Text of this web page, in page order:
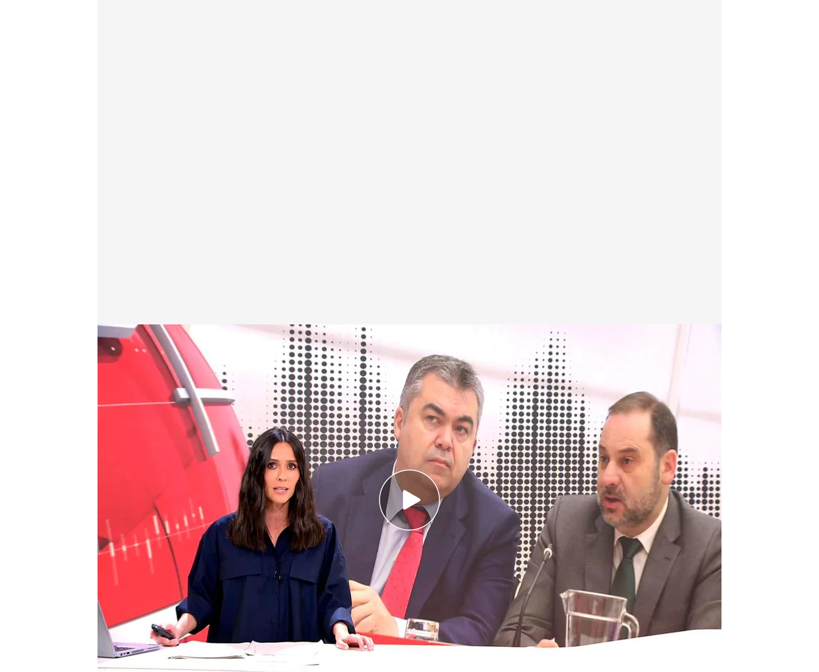
Las noticias, de la mano de Alba Lago
Redacción digital Noticias Cuatro
12 JUN 2025 - 16:26h.
La UCO coloca a Santos Cerdán en el núcleo de una organización
criminal dentro del seno del PSOE
Un avión con 242 personas a bordo se ha estrellado en pleno núcleo
urbano en India
Compartir
Santos Cerdán dimite tras la publicación del informe de la UCO
El informe señala alnúmero tresdel PSOEcomo gestor del cobro de
comisiones a empresas a cambio de concesiones públicas. El juez del
Supremo ve indicios consistentes de un delito de organización criminal y
otro de cohecho y le ofrece declarar de forma voluntaria el 25 de junio.
Santos Cerdán irá ese día a declarar y aunque ha recibido el informe en su
escaño, asegura no que no lo ha leído. Ya ha